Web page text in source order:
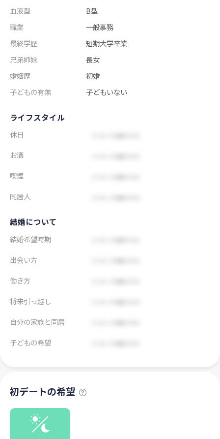
血液型
B型
職業
一般事務
最終学歴
短期大学卒業
兄弟姉妹
長女
婚姻歴
初婚
子どもの有無
子どもいない
ライフスタイル
休日
お酒
喫煙
同居人
結婚について
結婚希望時期
出会い方
働き方
将来引っ越し
自分の家族と同居
子どもの希望
初デートの希望